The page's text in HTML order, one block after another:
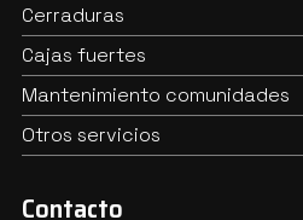
Cerraduras
Cajas fuertes
Mantenimiento comunidades
Otros servicios
Contacto